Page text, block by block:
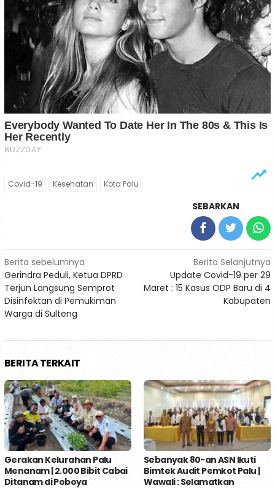
Covid-19 Kesehatan Kota Palu
SEBARKAN
Navigasi
pos
Berita sebelumnya
Gerindra Peduli, Ketua DPRD
Terjun Langsung Semprot
Disinfektan di Pemukiman
Warga di Sulteng
Berita Selanjutnya
Update Covid-19 per 29
Maret : 15 Kasus ODP Baru di 4
Kabupaten
BERITA TERKAIT
Gerakan Kelurahan Palu
Menanam | 2.000 Bibit Cabai
Ditanam di Poboya
Sebanyak 80-an ASN Ikuti
Bimtek Audit Pemkot Palu |
Wawali : Selamatkan